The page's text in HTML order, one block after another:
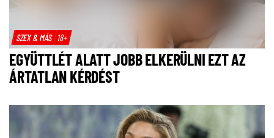
SZEX & MÁS 18+
EGYÜTTLÉT ALATT JOBB ELKERÜLNI EZT AZ
ÁRTATLAN KÉRDÉST